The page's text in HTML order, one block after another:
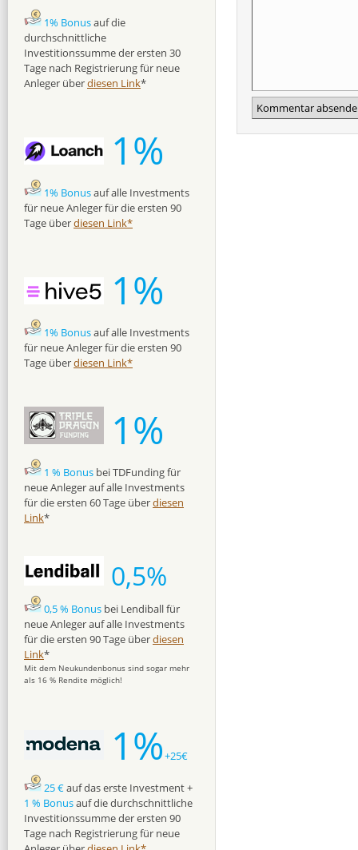
1% Bonusauf die
durchschnittliche
Investitionssumme der ersten 30
Tage nach Registrierung für neue
Anleger überdiesen Link*
1%
1% Bonusauf alle Investments
für neue Anleger für die ersten 90
Tage überdiesen Link*
1%
1% Bonusauf alle Investments
für neue Anleger für die ersten 90
Tage überdiesen Link*
1%
1 % Bonus bei TDFunding für
neue Anleger auf alle Investments
für die ersten 60 Tage überdiesen
Link*
0,5%
0,5 % Bonus bei Lendiball für
neue Anleger auf alle Investments
für die ersten 90 Tage überdiesen
Link*
Mit dem Neukundenbonus sind sogar mehr
als 16 % Rendite möglich!
1%+25€
25 €auf das erste Investment +
1 % Bonusauf die durchschnittliche
Investitionssumme der ersten 90
Tage nach Registrierung für neue